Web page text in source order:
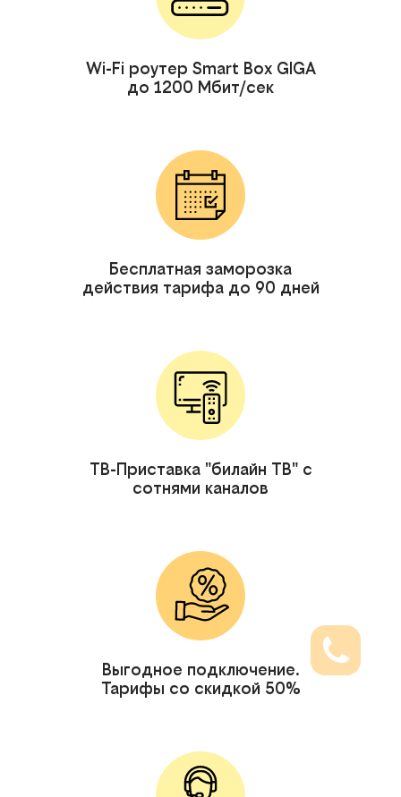
Wi-Fi роутер Smart Box GIGA
до 1200 Мбит/сек
Бесплатная заморозка
действия тарифа до 90 дней
ТВ-Приставка "билайн ТВ" с
сотнями каналов
Выгодное подключение.
Тарифы со скидкой 50%